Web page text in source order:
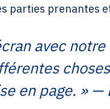
parties prenantes
avec
en page. »